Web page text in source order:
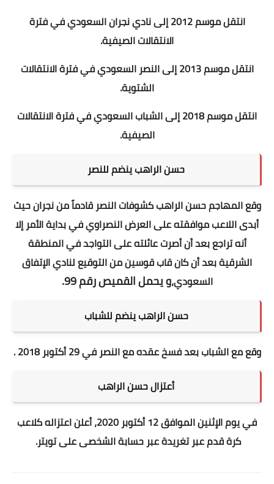
انتقل موسم 2012 إلى نادي نجران السعودي في فترة
الانتقالات الصيفية.
انتقل موسم 2013 إلى النصر السعودي في فترة الانتقالات
الشتوية.
انتقل موسم 2018 إلى الشباب السعودي في فترة الانتقالات
الصيفية.
حسن الراهب ينضم للنصر
وقع المهاجم حسن الراهب كشوفات النصر قادماً من نجران حيث
أبدى اللاعب موافقته على العرض النصراوي في بداية الأمر إلا
أنه تراجع بعد أن أصرت عائلته على التواجد في المنطقة
الشرقية بعد أن كان قاب قوسين من التوقيع لنادي الإتفاق
السعودي،و يحمل القميص رقم 99.
حسن الراهب ينضم للشباب
وقع مع الشباب بعد فسخ عقده مع النصر في 29 أكتوبر 2018 .
أعتزال حسن الراهب
في يوم الإثنين الموافق 12 أكتوبر 2020، أعلن اعتزاله كلاعب
كرة قدم عبر تغريدة عبر حسابة الشخصى على تويتر.